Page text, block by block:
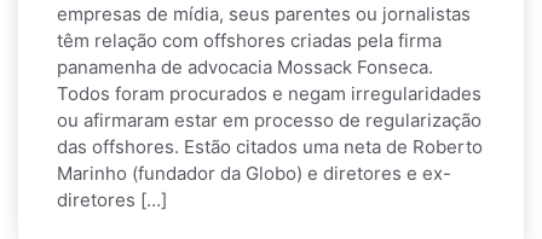
empresas de mídia, seus parentes ou jornalistas
têm relação com offshores criadas pela firma
panamenha de advocacia Mossack Fonseca.
Todos foram procurados e negam irregularidades
ou afirmaram estar em processo de regularização
das offshores. Estão citados uma neta de Roberto
Marinho (fundador da Globo) e diretores e ex-
diretores […]